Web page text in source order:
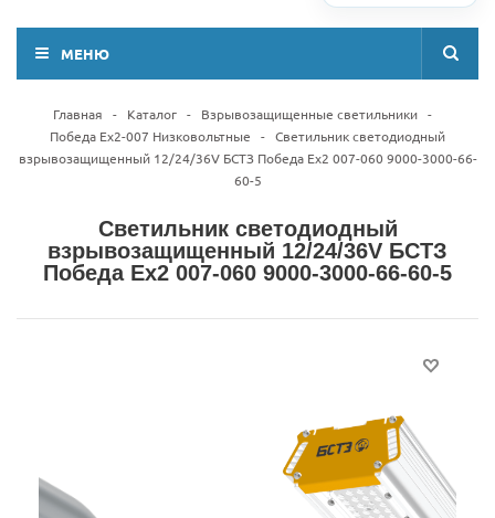
МЕНЮ
Главная - Каталог - Взрывозащищенные светильники -
Победа Ex2-007 Низковольтные
- Светильник светодиодный
взрывозащищенный 12/24/36V БСТЗ Победа Ex2 007-060 9000-3000-66-
60-5
Светильник светодиодный
взрывозащищенный 12/24/36V БСТЗ
Победа Ex2 007-060 9000-3000-66-60-5